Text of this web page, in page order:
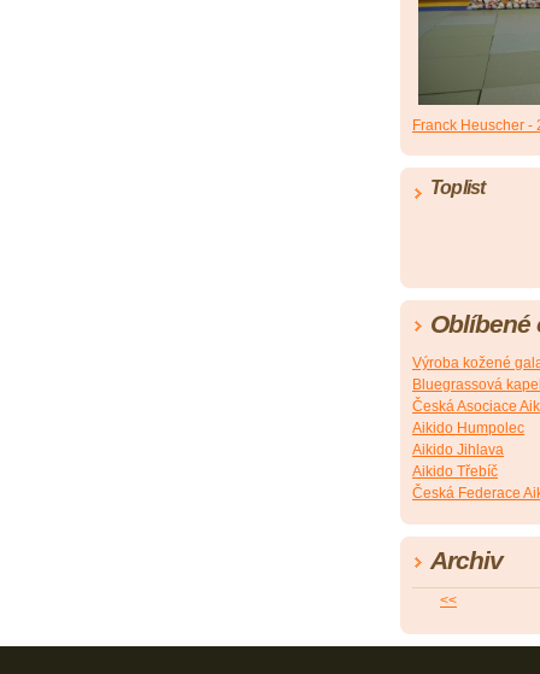
Franck Heuscher -
Toplist
Oblíbené
Výroba kožené
Bluegrassová
Česká Asociace
Aikido Humpolec
Aikido Jihlava
Aikido Třebíč
Česká Federace
Archiv
<<